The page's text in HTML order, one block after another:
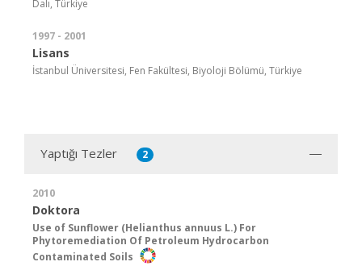
Dalı, Türkiye
1997 - 2001
Lisans
İstanbul Üniversitesi, Fen Fakültesi, Biyoloji Bölümü, Türkiye
Yaptığı Tezler 2
2010
Doktora
Use of Sunflower (Helianthus annuus L.) For
Phytoremediation Of Petroleum Hydrocarbon
Contaminated Soils